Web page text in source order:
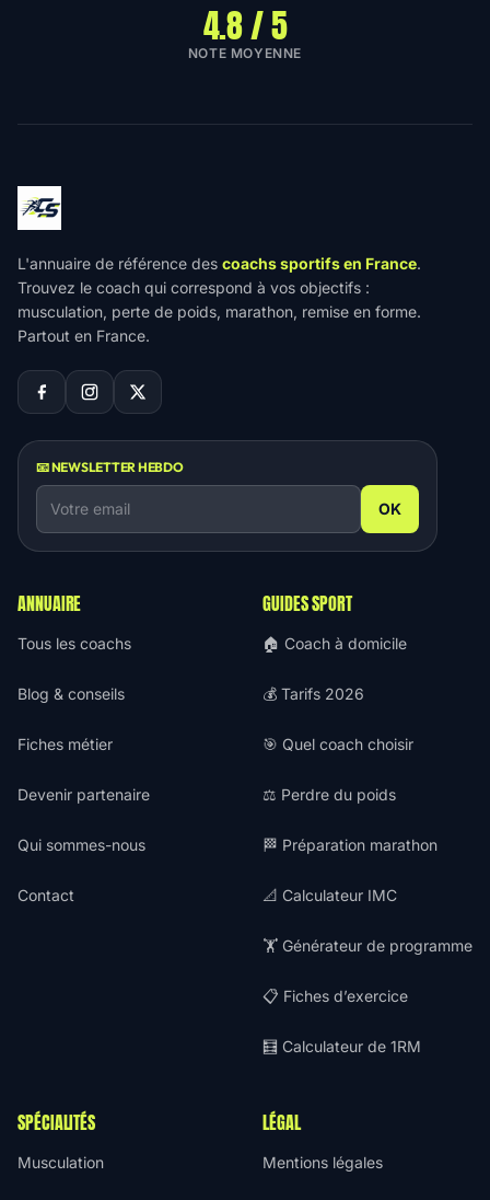
4.8 / 5
NOTE MOYENNE
L'annuaire de référence des coachs sportifs en France.
Trouvez le coach qui correspond à vos objectifs :
musculation, perte de poids, marathon, remise en forme.
Partout en France.
📧 NEWSLETTER HEBDO
OK
ANNUAIRE
Tous les coachs
Blog & conseils
Fiches métier
Devenir partenaire
Qui sommes-nous
Contact
GUIDES SPORT
🏠 Coach à domicile
💰 Tarifs 2026
🎯 Quel coach choisir
⚖️ Perdre du poids
🏁 Préparation marathon
📐 Calculateur IMC
🏋️ Générateur de programme
📋 Fiches d’exercice
🧮 Calculateur de 1RM
SPÉCIALITÉS
Musculation
LÉGAL
Mentions légales